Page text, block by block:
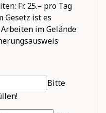
Fr. 25.– pro Tag
Gesetz ist es
im Gelände
Bitte